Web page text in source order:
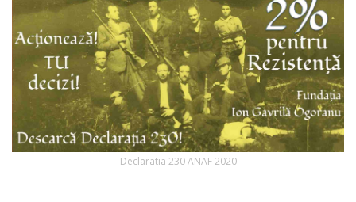
Declaratia 230 ANAF 2020